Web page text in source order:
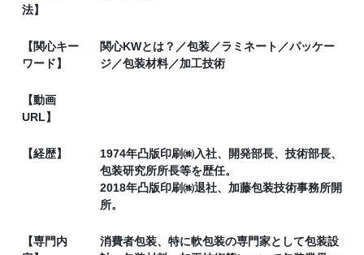
法】
【関心キー
ワード】
関心KWとは？／包装／ラミネート／パッケー
ジ／包装材料／加工技術
【動画
URL】
【経歴】
1974年凸版印刷㈱入社、開発部長、技術部長、
包装研究所所長等を歴任。
2018年凸版印刷㈱退社、加藤包装技術事務所開
所。
【専門内
消費者包装、特に軟包装の専門家として包装設